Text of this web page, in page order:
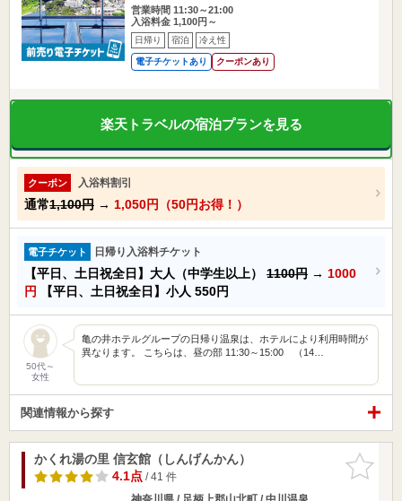
営業時間 11:30～21:00
入浴料金 1,100円～
日帰り 宿泊 冷え性
電子チケットあり クーポンあり
楽天トラベルの宿泊プランを見る
クーポン 入浴料割引
通常1,100円 → 1,050円（50円お得！）
電子チケット 日帰り入浴料チケット
【平日、土日祝全日】大人（中学生以上） 1100円 → 1000
円
【平日、土日祝全日】小人 550円
50代～
女性
亀の井ホテルグループの日帰り温泉は、ホテルにより利用時間が
異なります。 こちらは、昼の部 11:30～15:00 （14…
関連情報から探す
お気に入
りに追加
かくれ湯の里 信玄館（しんげんかん）
4.1点/ 41 件